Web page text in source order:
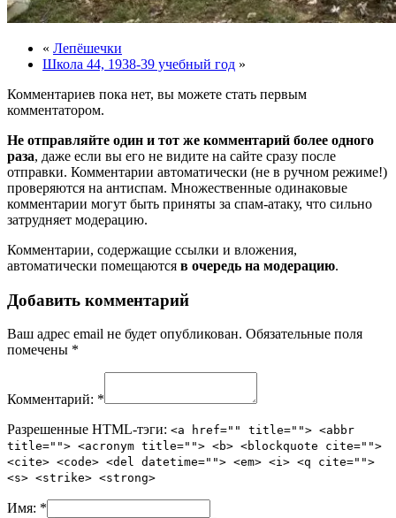
« Лепёшечки
Школа 44, 1938-39 учебный год »
Комментариев пока нет, вы можете стать первым
комментатором.
Не отправляйте один и тот же комментарий более одного
раза, даже если вы его не видите на сайте сразу после
отправки. Комментарии автоматически (не в ручном режиме!)
проверяются на антиспам. Множественные одинаковые
комментарии могут быть приняты за спам-атаку, что сильно
затрудняет модерацию.
Комментарии, содержащие ссылки и вложения,
автоматически помещаются в очередь на модерацию.
Добавить комментарий
Ваш адрес email не будет опубликован. Обязательные поля
помечены *
Комментарий: *
Разрешенные HTML-тэги: <a href="" title=""> <abbr
title=""> <acronym title=""> <b> <blockquote cite="">
<cite> <code> <del datetime=""> <em> <i> <q cite="">
<s> <strike> <strong>
Имя: *